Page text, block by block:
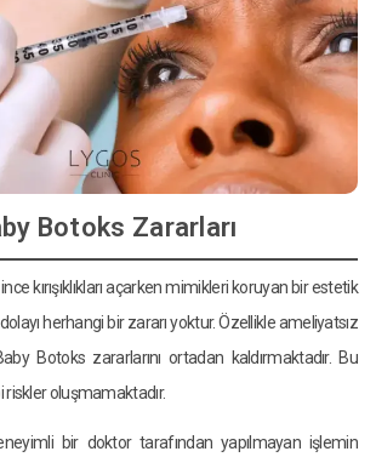
Botoks Zararları
kırışıklıkları açarken mimikleri koruyan bir estetik
herhangi bir zararı yoktur. Özellikle ameliyatsız
Botoks zararlarını ortadan kaldırmaktadır. Bu
riskler oluşmamaktadır.
bir doktor tarafından yapılmayan işlemin